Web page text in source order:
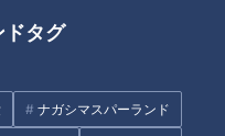
ドタグ
ナガシマスパーランド
チもディナーも！名古屋発
報も！